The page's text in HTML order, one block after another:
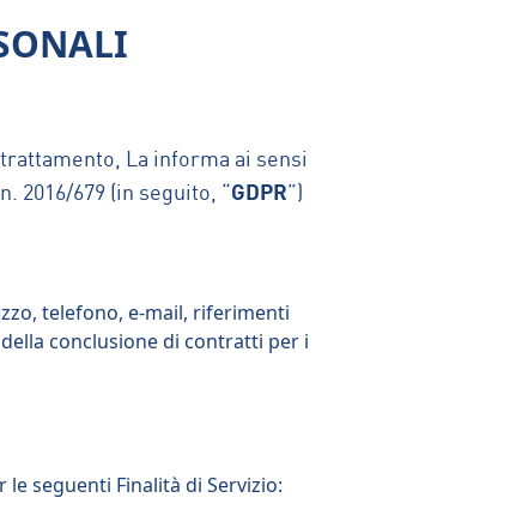
La informa ai sensi
2016/679 (in seguito, “GDPR”)
telefono, e-mail, riferimenti
conclusione di contratti per i
le seguenti Finalità di Servizio: